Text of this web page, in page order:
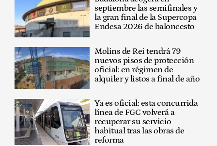
septiembre las semifinales y
la gran final de la Supercopa
Endesa 2026 de baloncesto
Molins de Rei tendrá 79
nuevos pisos de protección
oficial: en régimen de
alquiler y listos a final de año
Ya es oficial: esta concurrida
línea de FGC volverá a
recuperar su servicio
habitual tras las obras de
reforma